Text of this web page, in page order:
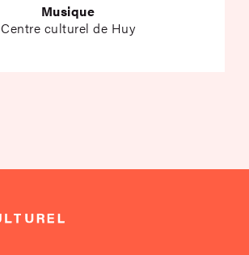
Musique
Centre culturel de Huy